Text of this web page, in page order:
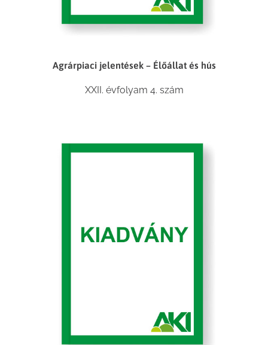
Agrárpiaci jelentések – Élőállat és hús
XXII. évfolyam 4. szám